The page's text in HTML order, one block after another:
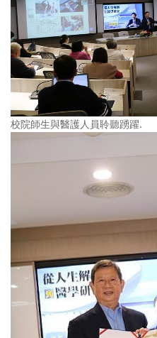
校院師生與醫護人員聆聽踴躍.